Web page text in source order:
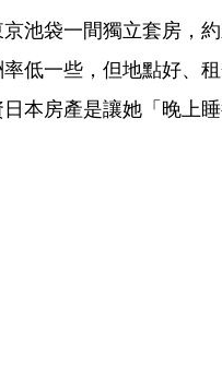
池袋一間獨立套房，
率低一些，但地點好、
本房產是讓她「晚上